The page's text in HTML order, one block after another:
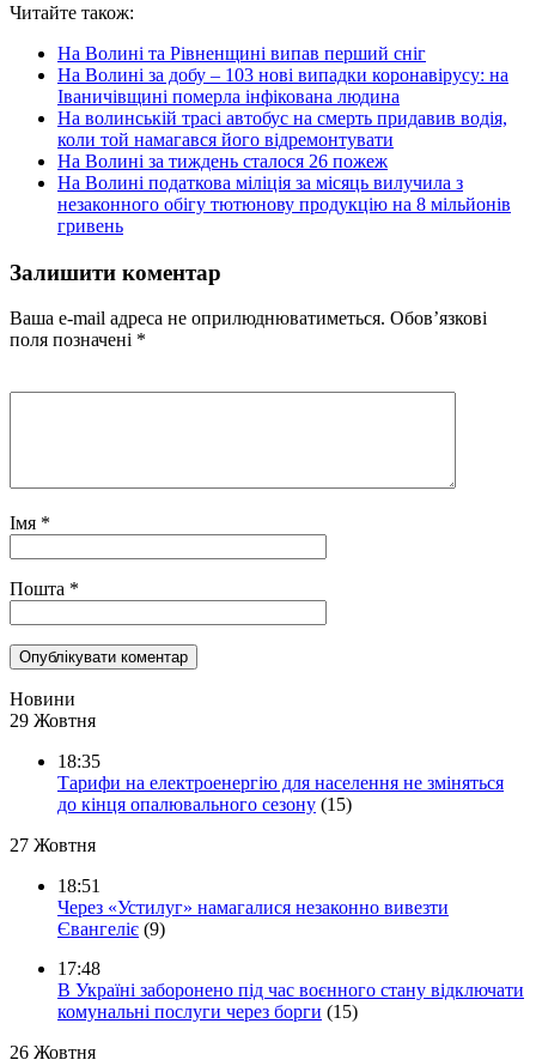
Читайте також:
На Волині та Рівненщині випав перший сніг
На Волині за добу – 103 нові випадки коронавірусу: на
Іваничівщині померла інфікована людина
На волинській трасі автобус на смерть придавив водія,
коли той намагався його відремонтувати
На Волині за тиждень сталося 26 пожеж
На Волині податкова міліція за місяць вилучила з
незаконного обігу тютюнову продукцію на 8 мільйонів
гривень
Залишити коментар
Ваша e-mail адреса не оприлюднюватиметься. Обов’язкові
поля позначені *
Імя *
Пошта *
Новини
29 Жовтня
18:35
Тарифи на електроенергію для населення не зміняться
до кінця опалювального сезону (15)
27 Жовтня
18:51
Через «Устилуг» намагалися незаконно вивезти
Євангеліє (9)
17:48
В Україні заборонено під час воєнного стану відключати
комунальні послуги через борги (15)
26 Жовтня